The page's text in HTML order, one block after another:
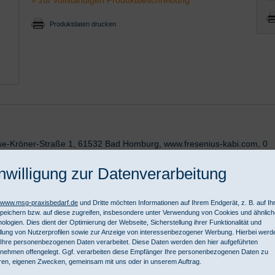
Produktdaten drucken
Kröner-Straße 1, 61532 Bad Homburg, www.fresenius-kabi.com, 0
und intraarteriellen Infusionen nach DIN 58362-SL-P.
zur Datenverarbeitung
praxisbedarf.de und Dritte möchten Informationen auf Ihrem Endgerät, z. B. auf
bzw. auf diese zugreifen, insbesondere unter Verwendung von Cookies und
Dies dient der Optimierung der Webseite, Sicherstellung ihrer Funktionalität und
von Nutzerprofilen sowie zur Anzeige von interessenbezogener Werbung. Hierbei
personenbezogenen Daten verarbeitet. Diese Daten werden den hier aufgeführten
offengelegt. Ggf. verarbeiten diese Empfänger Ihre personenbezogenen Daten zu
eigenen Zwecken, gemeinsam mit uns oder in unserem Auftrag.